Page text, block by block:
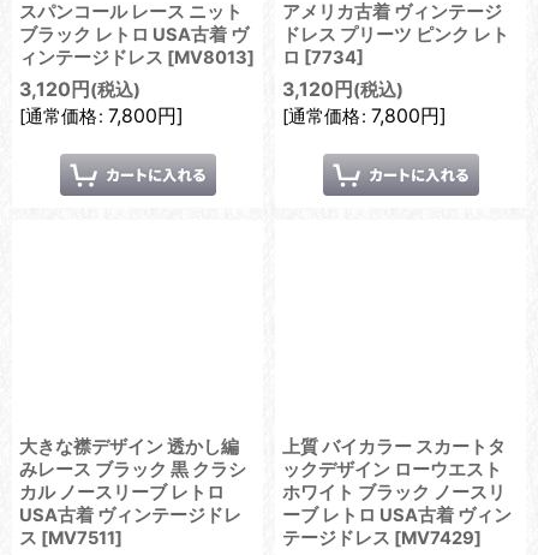
スパンコール レース ニット
ブラック レトロ USA古着 ヴ
ィンテージドレス [MV8013]
3,120 円 (税込)
[通常価格: 7,800円]
アメリカ古着 ヴィンテージ
ドレス プリーツ ピンク レト
ロ [7734]
3,120 円 (税込)
[通常価格: 7,800円]
大きな襟デザイン 透かし編
みレース ブラック 黒 クラシ
カル ノースリーブ レトロ
USA古着 ヴィンテージドレ
ス [MV7511]
上質 バイカラー スカートタ
ックデザイン ローウエスト
ホワイト ブラック ノースリ
ーブ レトロ USA古着 ヴィン
テージドレス [MV7429]